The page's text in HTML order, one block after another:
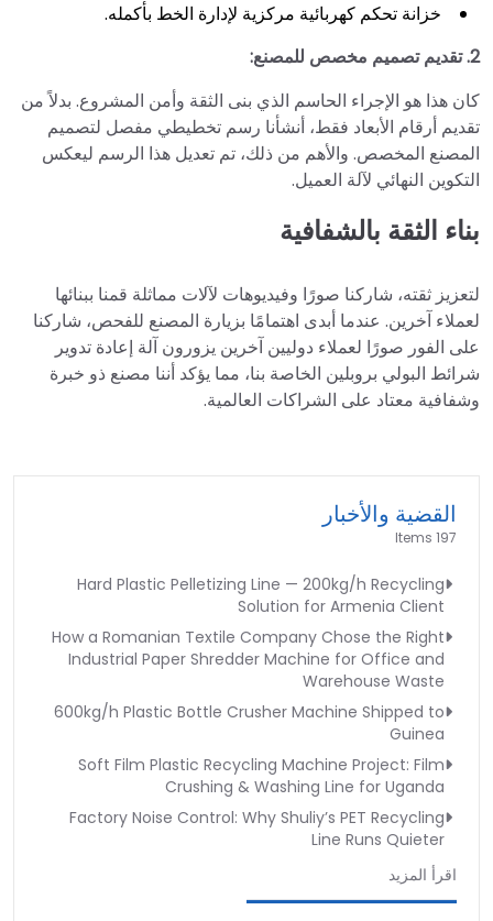
خزانة تحكم كهربائية مركزية لإدارة الخط بأكمله.
2. تقديم تصميم مخصص للمصنع:
كان هذا هو الإجراء الحاسم الذي بنى الثقة وأمن المشروع. بدلاً من
تقديم أرقام الأبعاد فقط، أنشأنا رسم تخطيطي مفصل لتصميم
المصنع المخصص. والأهم من ذلك، تم تعديل هذا الرسم ليعكس
التكوين النهائي لآلة العميل.
بناء الثقة بالشفافية
لتعزيز ثقته، شاركنا صورًا وفيديوهات لآلات مماثلة قمنا ببنائها
لعملاء آخرين. عندما أبدى اهتمامًا بزيارة المصنع للفحص، شاركنا
على الفور صورًا لعملاء دوليين آخرين يزورون آلة إعادة تدوير
شرائط البولي بروبلين الخاصة بنا، مما يؤكد أننا مصنع ذو خبرة
وشفافية معتاد على الشراكات العالمية.
القضية والأخبار
197 Items
Hard Plastic Pelletizing Line — 200kg/h Recycling
Solution for Armenia Client
How a Romanian Textile Company Chose the Right
Industrial Paper Shredder Machine for Office and
Warehouse Waste
600kg/h Plastic Bottle Crusher Machine Shipped to
Guinea
Soft Film Plastic Recycling Machine Project: Film
Crushing & Washing Line for Uganda
Factory Noise Control: Why Shuliy’s PET Recycling
Line Runs Quieter
اقرأ المزيد